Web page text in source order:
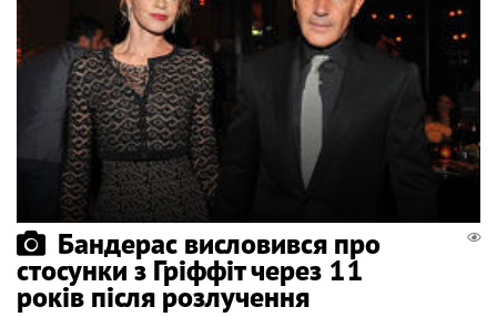
Бандерас висловився про
стосунки з Гріффіт через 11
років після розлучення